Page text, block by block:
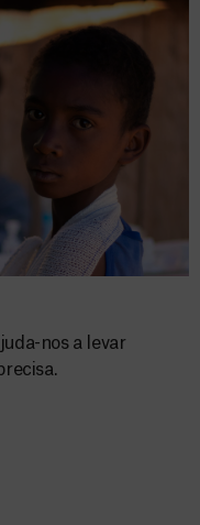
nos a levar